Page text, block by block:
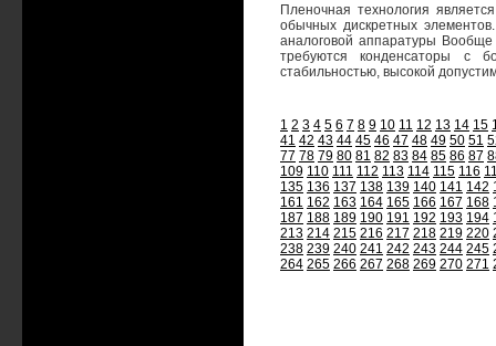
Пленочная технология
обычных дискретных
аналоговой аппаратуры Вообще
требуются конденсаторы с
стабильностью, высокой
1 2 3 4 5 6 7 8 9 10 11 12 13 14 15
41 42 43 44 45 46 47 48 49 50 51
77 78 79 80 81 82 83 84 85 86 87
109 110 111 112 113 114 115 116
135 136 137 138 139 140 141 142
161 162 163 164 165 166 167 168
187 188 189 190 191 192 193 194
213 214 215 216 217 218 219 220
238 239 240 241 242 243 244 245
264 265 266 267 268 269 270 271